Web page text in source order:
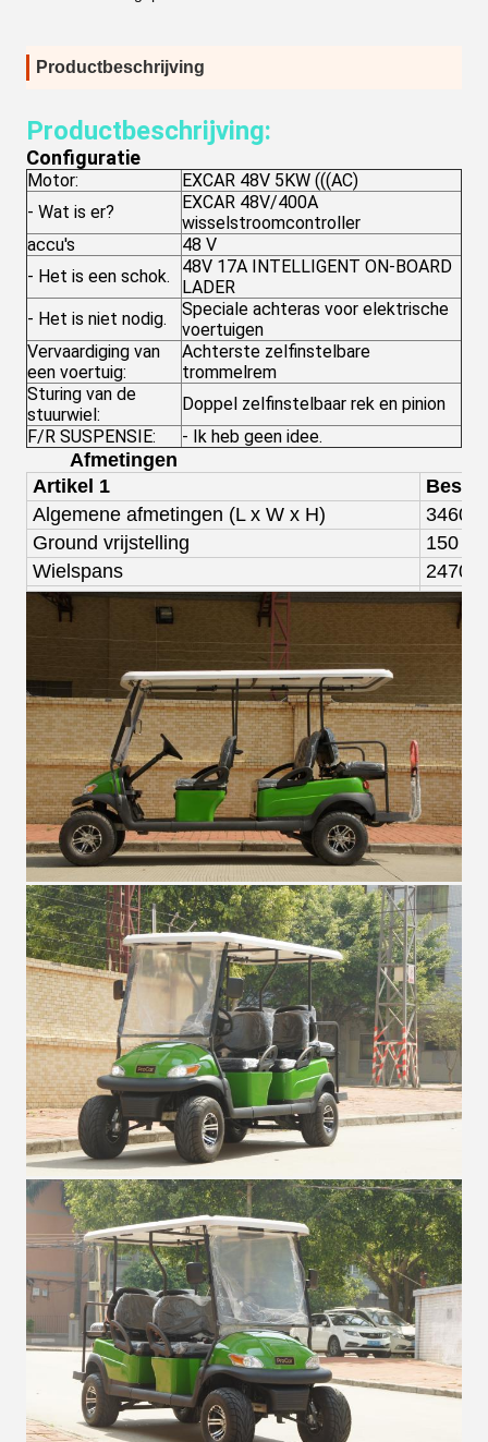
Productbeschrijving
Productbeschrijving:
Configuratie
Motor:
EXCAR 48V 5KW (((AC)
- Wat is er?
EXCAR 48V/400A
wisselstroomcontroller
accu's
48 V
- Het is een schok.
48V 17A INTELLIGENT ON-BOARD
LADER
- Het is niet nodig.
Speciale achteras voor elektrische
voertuigen
Vervaardiging van
een voertuig:
Achterste zelfinstelbare
trommelrem
Sturing van de
stuurwiel:
Doppel zelfinstelbaar rek en pinion
F/R SUSPENSIE:
- Ik heb geen idee.
Afmetingen
Artikel 1
Algemene afmetingen (L x W x H) 3460
Ground vrijstelling
150
Wielspans
2470